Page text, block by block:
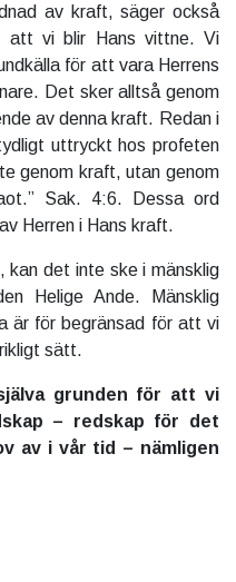
av kraft, säger också
att vi blir Hans vittne. Vi
för att vara Herrens
Det sker alltså genom
av denna kraft. Redan i
uttryckt hos profeten
genom kraft, utan genom
Sak. 4:6. Dessa ord
Herren i Hans kraft.
kan det inte ske i mänsklig
Helige Ande. Mänsklig
är för begränsad för att vi
sätt.
grunden för att vi
– redskap för det
av i vår tid – nämligen